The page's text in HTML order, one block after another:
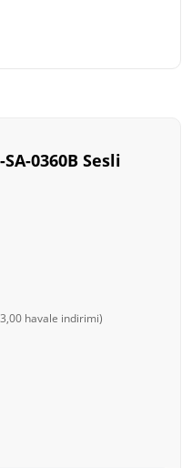
0360B Sesli
havale indirimi)